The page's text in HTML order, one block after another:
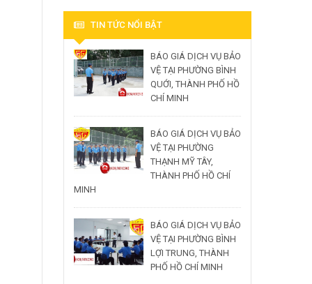
TIN TỨC NỔI BẬT
BÁO GIÁ DỊCH VỤ BẢO
VỆ TẠI PHƯỜNG BÌNH
QUỚI, THÀNH PHỐ HỒ
CHÍ MINH
BÁO GIÁ DỊCH VỤ BẢO
VỆ TẠI PHƯỜNG
THẠNH MỸ TÂY,
THÀNH PHỐ HỒ CHÍ
MINH
BÁO GIÁ DỊCH VỤ BẢO
VỆ TẠI PHƯỜNG BÌNH
LỢI TRUNG, THÀNH
PHỐ HỒ CHÍ MINH